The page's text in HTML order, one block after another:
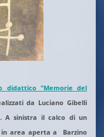
didattico "Memorie del
da Luciano Gibelli
A sinistra il calco di un
area aperta a Barzino